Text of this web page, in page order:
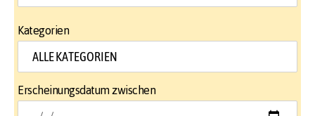
Kategorien
Erscheinungsdatum zwischen